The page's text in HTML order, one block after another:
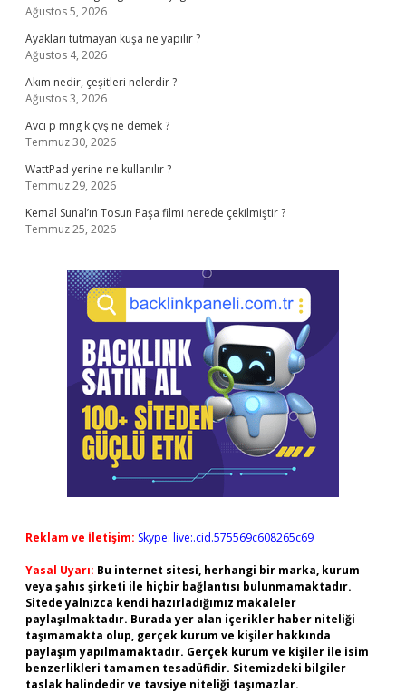
Ağustos 5, 2026
Ayakları tutmayan kuşa ne yapılır ?
Ağustos 4, 2026
Akım nedir, çeşitleri nelerdir ?
Ağustos 3, 2026
Avcı p mng k çvş ne demek ?
Temmuz 30, 2026
WattPad yerine ne kullanılır ?
Temmuz 29, 2026
Kemal Sunal’ın Tosun Paşa filmi nerede çekilmiştir ?
Temmuz 25, 2026
Reklam ve İletişim: Skype: live:.cid.575569c608265c69
Yasal Uyarı: Bu internet sitesi, herhangi bir marka, kurum
veya şahıs şirketi ile hiçbir bağlantısı bulunmamaktadır.
Sitede yalnızca kendi hazırladığımız makaleler
paylaşılmaktadır. Burada yer alan içerikler haber niteliği
taşımamakta olup, gerçek kurum ve kişiler hakkında
paylaşım yapılmamaktadır. Gerçek kurum ve kişiler ile isim
benzerlikleri tamamen tesadüfidir. Sitemizdeki bilgiler
taslak halindedir ve tavsiye niteliği taşımazlar.